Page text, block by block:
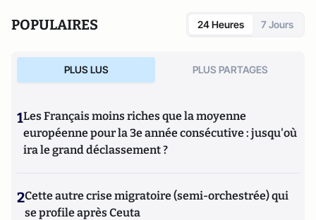
POPULAIRES 24 Heures 7 Jours
PLUS LUS PLUS PARTAGES
1Les Français moins riches que la moyenne
européenne pour la 3e année consécutive : jusqu'où
ira le grand déclassement ?
2Cette autre crise migratoire (semi-orchestrée) qui
se profile après Ceuta